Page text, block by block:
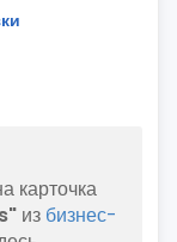
карточка
из бизнес-